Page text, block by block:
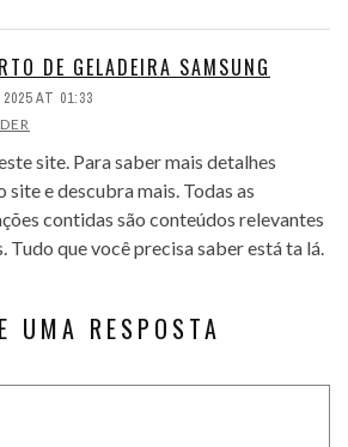
DE GELADEIRA SAMSUNG
AT 01:33
site. Para saber mais detalhes
site e descubra mais. Todas as
contidas são conteúdos relevantes
Tudo que você precisa saber está ta lá.
UMA RESPOSTA